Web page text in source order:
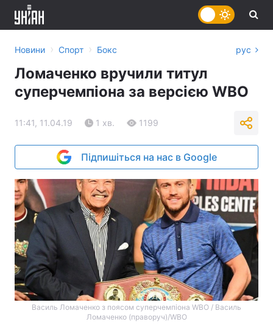
Новини › Спорт › Бокс рус
Ломаченко вручили титул
суперчемпіона за версією WBO
11:41, 11.04.19 1 хв. 1199
Підпишіться на нас в Google
Василь Ломаченко з поясом суперчемпіона WBO / Василь
Ломаченко (праворуч)/WBO